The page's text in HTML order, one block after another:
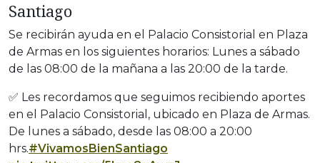
Santiago
Se recibirán ayuda en el Palacio Consistorial en Plaza
de Armas en los siguientes horarios: Lunes a sábado
de las 08:00 de la mañana a las 20:00 de la tarde.
✅ Les recordamos que seguimos recibiendo aportes
en el Palacio Consistorial, ubicado en Plaza de Armas.
De lunes a sábado, desde las 08:00 a 20:00
hrs.#VivamosBienSantiago